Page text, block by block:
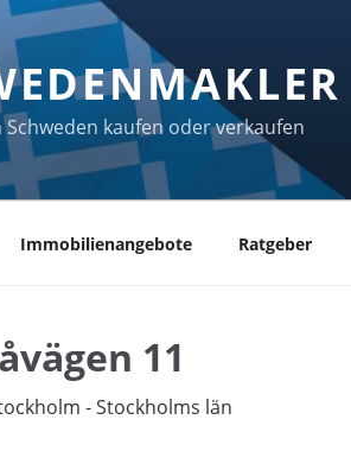
kaufen oder verkaufen
Immobilienangebote Ratgeber
11
- Stockholms län